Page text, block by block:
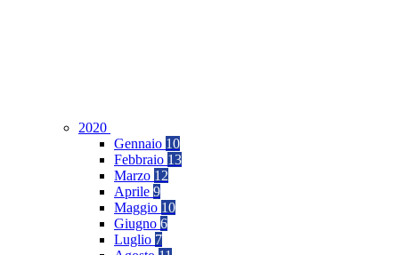
2020
Gennaio 10
Febbraio 13
Marzo 12
Aprile 9
Maggio 10
Giugno 6
Luglio 7